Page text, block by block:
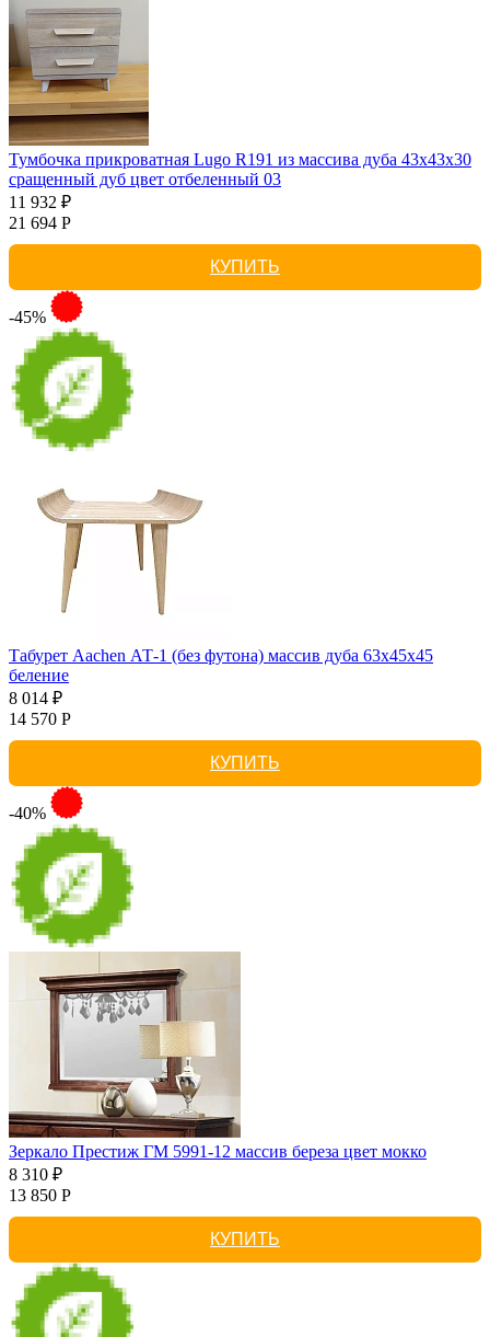
Тумбочка прикроватная Lugo R191 из массива дуба 43х43х30
сращенный дуб цвет отбеленный 03
11 932 ₽
21 694 Р
КУПИТЬ
-45%
Табурет Aachen АТ-1 (без футона) массив дуба 63х45х45
беление
8 014 ₽
14 570 Р
КУПИТЬ
-40%
Зеркало Престиж ГМ 5991-12 массив береза цвет мокко
8 310 ₽
13 850 Р
КУПИТЬ